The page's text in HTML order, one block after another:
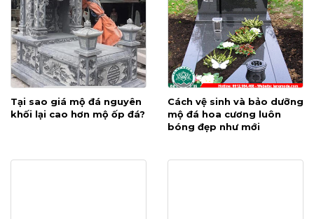
Tại sao giá mộ đá nguyên
khối lại cao hơn mộ ốp đá?
Cách vệ sinh và bảo dưỡng
mộ đá hoa cương luôn
bóng đẹp như mới